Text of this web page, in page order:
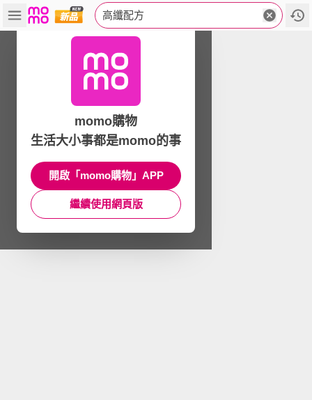
高纖配方
momo購物
生活大小事都是momo的事
開啟「momo購物」APP
繼續使用網頁版